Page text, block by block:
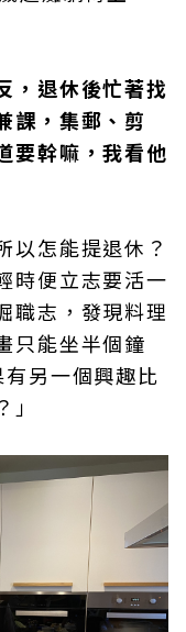
，退休後忙著找
課，集郵、剪
要幹嘛，我看他
以怎能提退休？
時便立志要活一
職志，發現料理
只能坐半個鐘
另一個興趣比